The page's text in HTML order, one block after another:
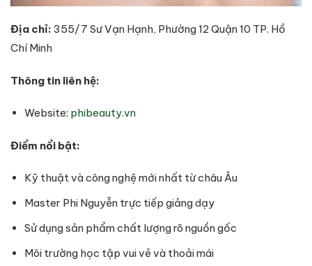
Địa chỉ: 355/7 Sư Vạn Hạnh, Phường 12 Quận 10 TP. Hồ
Chí Minh
Thông tin liên hệ:
Website: phibeauty.vn
Điểm nổi bật:
Kỹ thuật và công nghệ mới nhất từ châu Âu
Master Phi Nguyễn trực tiếp giảng dạy
Sử dụng sản phẩm chất lượng rõ nguồn gốc
Môi trường học tập vui vẻ và thoải mái